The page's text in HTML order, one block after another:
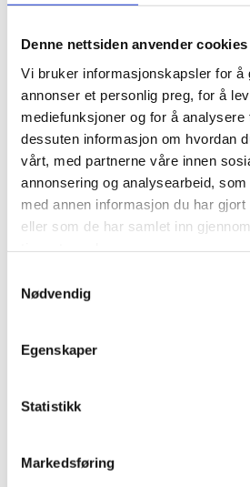
Denne nettsiden anvender cookies
Vi bruker informasjonskapsler for å
annonser et personlig preg, for å
mediefunksjoner og for å
dessuten informasjon om hvordan
vårt, med partnerne våre innen
annonsering og analysearbeid,
med annen informasjon du har gjort
eller som de har samlet inn
Nødvendig
Egenskaper
Statistikk
Markedsføring